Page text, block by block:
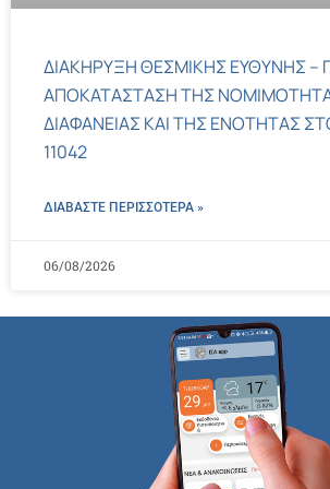
ΔΙΑΚΗΡΥΞΗ ΘΕΣΜΙΚΗΣ ΕΥΘΥΝΗΣ –
ΑΠΟΚΑΤΑΣΤΑΣΗ ΤΗΣ
ΔΙΑΦΑΝΕΙΑΣ ΚΑΙ ΤΗΣ ΕΝΟΤΗΤΑΣ
11042
ΔΙΑΒΑΣΤΕ ΠΕΡΙΣΣΌΤΕΡΑ »
06/08/2026